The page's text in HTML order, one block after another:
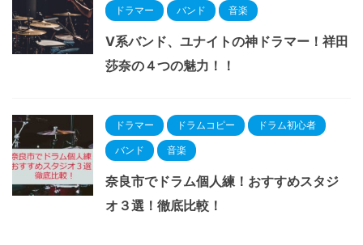
ドラマー バンド 音楽
V系バンド、ユナイトの神ドラマー！祥田
莎奈の４つの魅力！！
ドラマー ドラムコピー ドラム初心者
バンド 音楽
奈良市でドラム個人練！おすすめスタジ
オ３選！徹底比較！